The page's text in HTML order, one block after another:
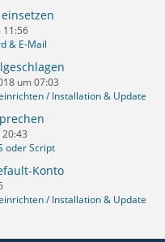
11:56
& E-Mail
um 07:03
/ Installation & Update
oder Script
Konto
/ Installation & Update